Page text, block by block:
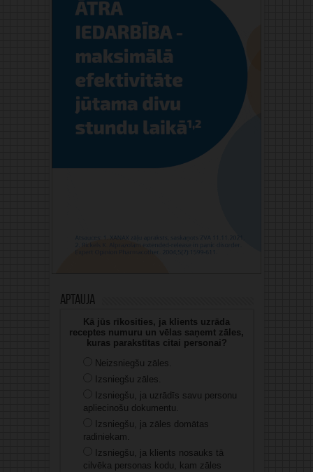
Aptauja
Kā jūs rīkosities, ja klients uzrāda
receptes numuru un vēlas saņemt zāles,
kuras parakstītas citai personai?
Neizsniegšu zāles.
Izsniegšu zāles.
Izsniegšu, ja uzrādīs savu personu
apliecinošu dokumentu.
Izsniegšu, ja zāles domātas
radiniekam.
Izsniegšu, ja klients nosauks tā
cilvēka personas kodu, kam zāles